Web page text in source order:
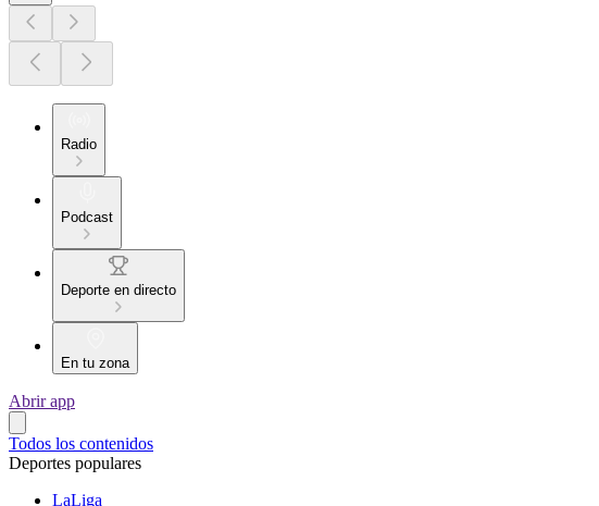
Radio
Podcast
Deporte en directo
En tu zona
Abrir app
Todos los contenidos
Deportes populares
LaLiga